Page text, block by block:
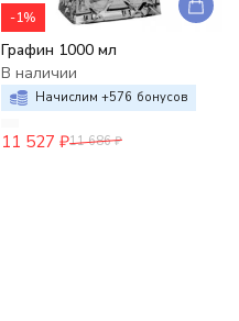
-1%
Графин 1000 мл
В наличии
Начислим +576 бонусов
11 527 ₽11 686 ₽